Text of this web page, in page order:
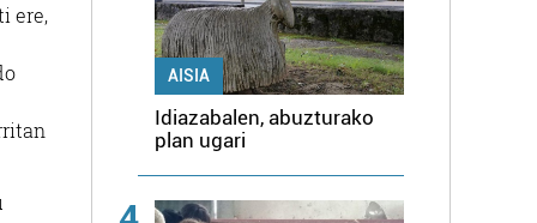
ere,
AISIA
Idiazabalen, abuzturako
plan ugari